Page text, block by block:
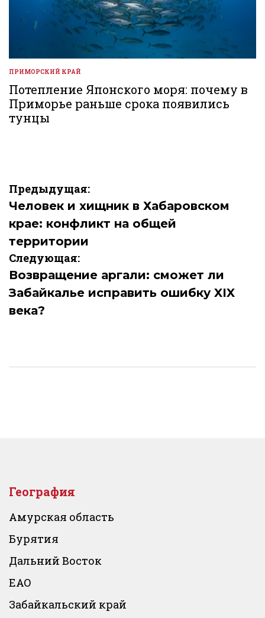
ОПУБЛИКОВАНО
В
ПРИМОРСКИЙ КРАЙ
Потепление Японского моря: почему в
Приморье раньше срока появились
тунцы
Навигация
по
записям
Предыдущая:
Человек и хищник в Хабаровском
крае: конфликт на общей
территории
Следующая:
Возвращение аргали: сможет ли
Забайкалье исправить ошибку XIX
века?
География
Амурская область
Бурятия
Дальний Восток
ЕАО
Забайкальский край